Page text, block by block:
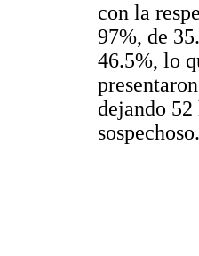
con la
97%, de
46.5%, lo
dejando
sospechoso.